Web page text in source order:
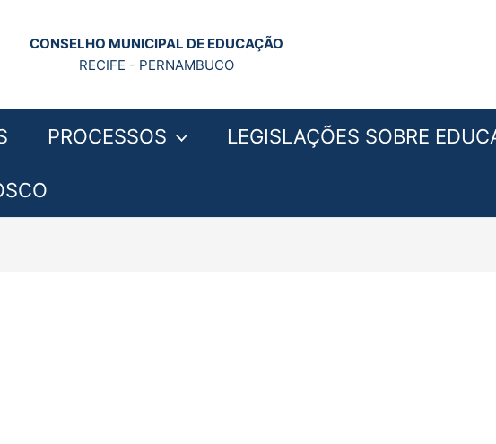
CONSELHO MUNICIPAL DE EDUCAÇÃO
RECIFE - PERNAMBUCO
PROCESSOS LEGISLAÇÕES SOBRE